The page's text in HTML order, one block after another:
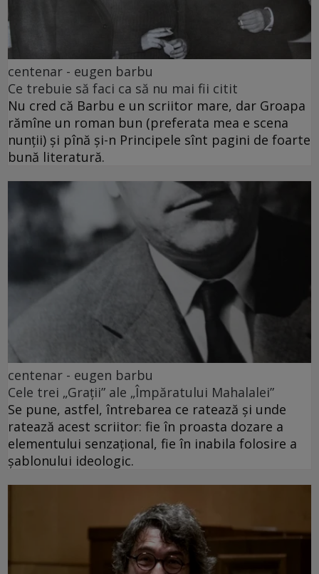
centenar - eugen barbu
Ce trebuie să faci ca să nu mai fii citit
Nu cred că Barbu e un scriitor mare, dar Groapa
rămîne un roman bun (preferata mea e scena
nunții) și pînă și-n Principele sînt pagini de foarte
bună literatură.
centenar - eugen barbu
Cele trei „Grații” ale „Împăratului Mahalalei”
Se pune, astfel, întrebarea ce ratează și unde
ratează acest scriitor: fie în proasta dozare a
elementului senzațional, fie în inabila folosire a
șablonului ideologic.